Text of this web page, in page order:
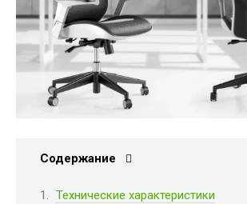
Содержание
Технические характеристики